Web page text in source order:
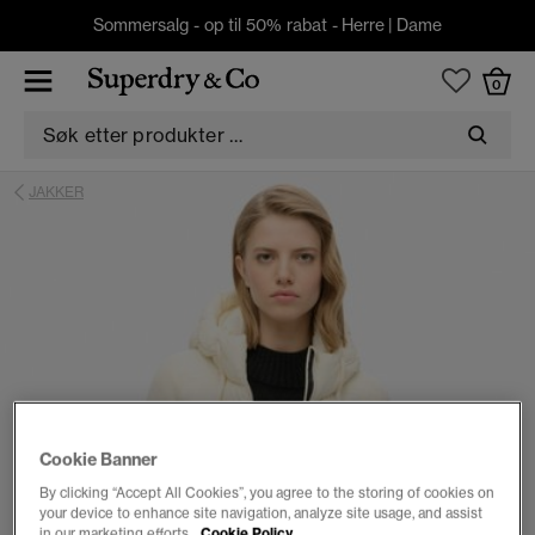
Sommersalg - op til 50% rabat - Herre | Dame
0
JAKKER
Cookie Banner
By clicking “Accept All Cookies”, you agree to the storing of cookies on
your device to enhance site navigation, analyze site usage, and assist